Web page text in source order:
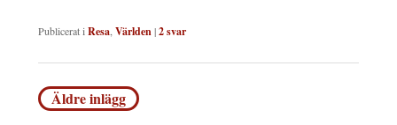
Publicerat i Resa Världen|2svar
Inläggsnavigering
Äldre inlägg